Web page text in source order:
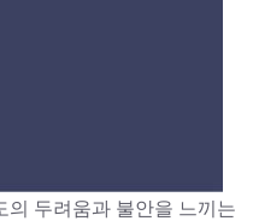
두려움과 불안을 느끼는